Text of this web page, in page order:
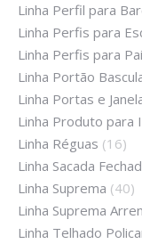
Linha Perfil para
Linha Perfis para
Linha Perfis para
Linha Portão
Linha Portas e
Linha Produto para
Linha Réguas (16)
Linha Sacada
Linha Suprema (40)
Linha Suprema
Linha Telhado